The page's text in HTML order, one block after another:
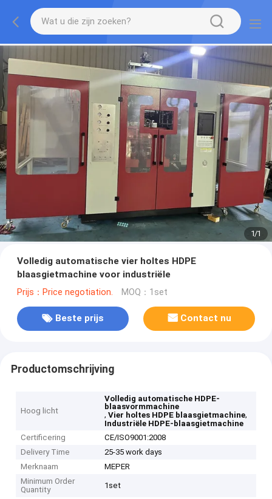
1/1
Volledig automatische vier holtes HDPE
blaasgietmachine voor industriële
Prijs：Price negotiation. MOQ：1set
Beste prijs Contact nu
Productomschrijving
Hoog licht
Volledig automatische HDPE-
blaasvormmachine
,Vier holtes HDPE blaasgietmachine,
Industriële HDPE-blaasgietmachine
Certificering
CE/ISO9001:2008
Delivery Time
25-35 work days
Merknaam
MEPER
Minimum Order
Quantity
1set